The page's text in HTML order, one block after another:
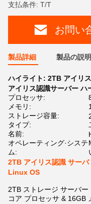
支払条件: T/T
お問い
製品詳細 製品の説明
ハイライト: 2TB アイリ
アイリス認識サーバー
プロセッサ:
メモリ:
ストレージ容量:
タイプ:
名前:
オペレーティング·システ
ム:
2TB アイリス認識 サー
Linux OS
2TB ストレージ サーバ
コア プロセッサ & 16GB